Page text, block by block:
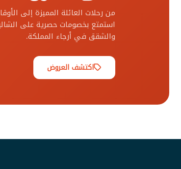
من رحلات العائلة المميزة إلى
استمتع بخصومات حصرية على
والشقق في أرجاء المملكة.
اكتشف العروض